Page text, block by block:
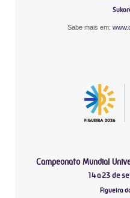
Sabe mais em:
Campeonato Mundial
14 a 23 de
Figueira